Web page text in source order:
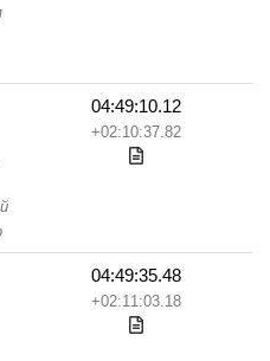
04:49:10.12
+02:10:37.82
04:49:35.48
+02:11:03.18